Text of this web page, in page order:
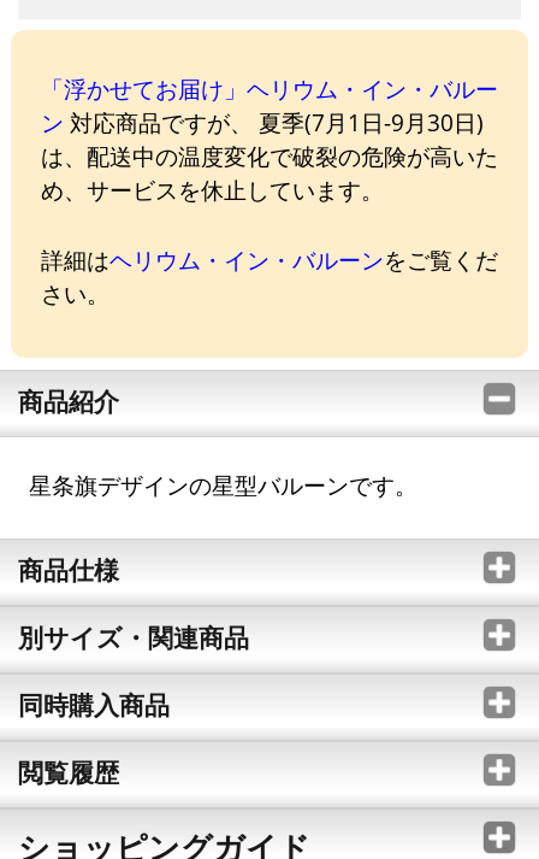
「浮かせてお届け」ヘリウム・イン・バルー
ン 対応商品ですが、 夏季(7月1日-9月30日)
は、配送中の温度変化で破裂の危険が高いた
め、サービスを休止しています。
詳細はヘリウム・イン・バルーンをご覧くだ
さい。
商品紹介
星条旗デザインの星型バルーンです。
商品仕様
別サイズ・関連商品
同時購入商品
閲覧履歴
ショッピングガイド